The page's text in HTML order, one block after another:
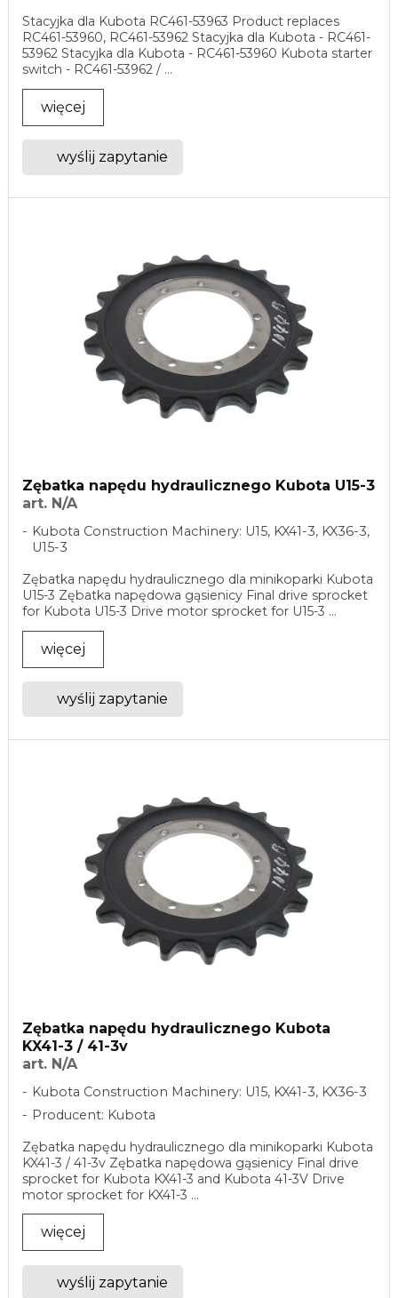
Stacyjka dla Kubota RC461-53963 Product replaces
RC461-53960, RC461-53962 Stacyjka dla Kubota - RC461-
53962 Stacyjka dla Kubota - RC461-53960 Kubota starter
switch - RC461-53962 / ...
więcej
wyślij zapytanie
Zębatka napędu hydraulicznego Kubota U15-3
art. N/A
Kubota Construction Machinery: U15, KX41-3, KX36-3,
U15-3
Zębatka napędu hydraulicznego dla minikoparki Kubota
U15-3 Zębatka napędowa gąsienicy Final drive sprocket
for Kubota U15-3 Drive motor sprocket for U15-3 ...
więcej
wyślij zapytanie
Zębatka napędu hydraulicznego Kubota
KX41-3 / 41-3v
art. N/A
Kubota Construction Machinery: U15, KX41-3, KX36-3
Producent: Kubota
Zębatka napędu hydraulicznego dla minikoparki Kubota
KX41-3 / 41-3v Zębatka napędowa gąsienicy Final drive
sprocket for Kubota KX41-3 and Kubota 41-3V Drive
motor sprocket for KX41-3 ...
więcej
wyślij zapytanie